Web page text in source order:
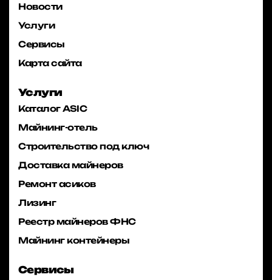
Новости
Услуги
Сервисы
Карта сайта
Услуги
Каталог ASIC
Майнинг-отель
Строительство под ключ
Доставка майнеров
Ремонт асиков
Лизинг
Реестр майнеров ФНС
Майнинг контейнеры
Сервисы